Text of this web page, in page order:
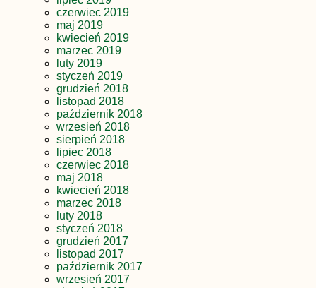
czerwiec 2019
maj 2019
kwiecień 2019
marzec 2019
luty 2019
styczeń 2019
grudzień 2018
listopad 2018
październik 2018
wrzesień 2018
sierpień 2018
lipiec 2018
czerwiec 2018
maj 2018
kwiecień 2018
marzec 2018
luty 2018
styczeń 2018
grudzień 2017
listopad 2017
październik 2017
wrzesień 2017